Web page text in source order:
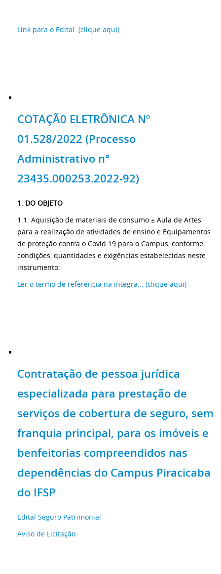
Link para o Edital: (clique aqui)
COTAÇÃ0 ELETRÔNICA Nº
01.528/2022 (Processo
Administrativo n°
23435.000253.2022-92)
1. DO OBJETO
1.1. Aquisição de materiais de consumo ± Aula de Artes
para a realização de atividades de ensino e Equipamentos
de proteção contra o Covid 19 para o Campus, conforme
condições, quantidades e exigências estabelecidas neste
instrumento:
Ler o termo de referencia na integra... (clique aqui)
Contratação de pessoa jurídica
especializada para prestação de
serviços de cobertura de seguro, sem
franquia principal, para os imóveis e
benfeitorias compreendidos nas
dependências do Campus Piracicaba
do IFSP
Edital Seguro Patrimonial
Aviso de Licitação